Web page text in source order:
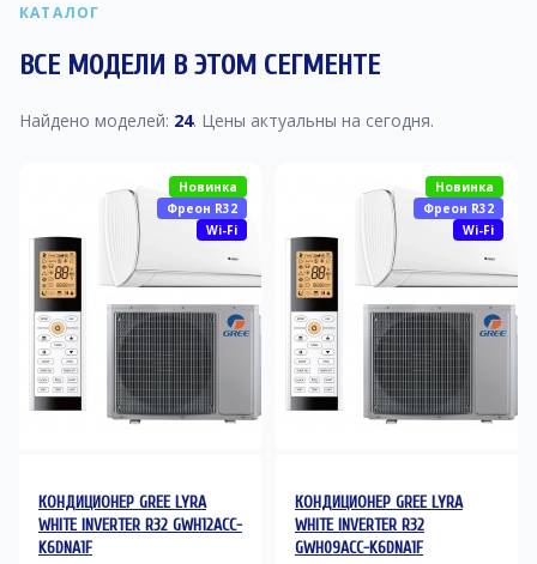
КАТАЛОГ
ВСЕ МОДЕЛИ В ЭТОМ СЕГМЕНТЕ
Найдено моделей: 24. Цены актуальны на сегодня.
Новинка
Фреон R32
Wi-Fi
КОНДИЦИОНЕР GREE LYRA
WHITE INVERTER R32 GWH12ACC-
K6DNA1F
Новинка
Фреон R32
Wi-Fi
КОНДИЦИОНЕР GREE LYRA
WHITE INVERTER R32
GWH09ACC-K6DNA1F